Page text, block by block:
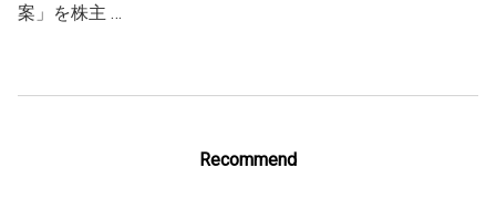
案」を株主 …
Recommend